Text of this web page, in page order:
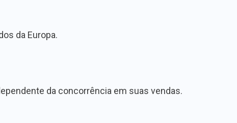
da Europa.
da concorrência em suas vendas.